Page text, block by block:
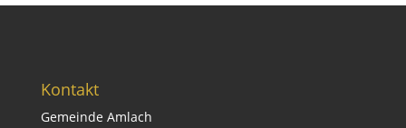
Kontakt
Gemeinde Amlach